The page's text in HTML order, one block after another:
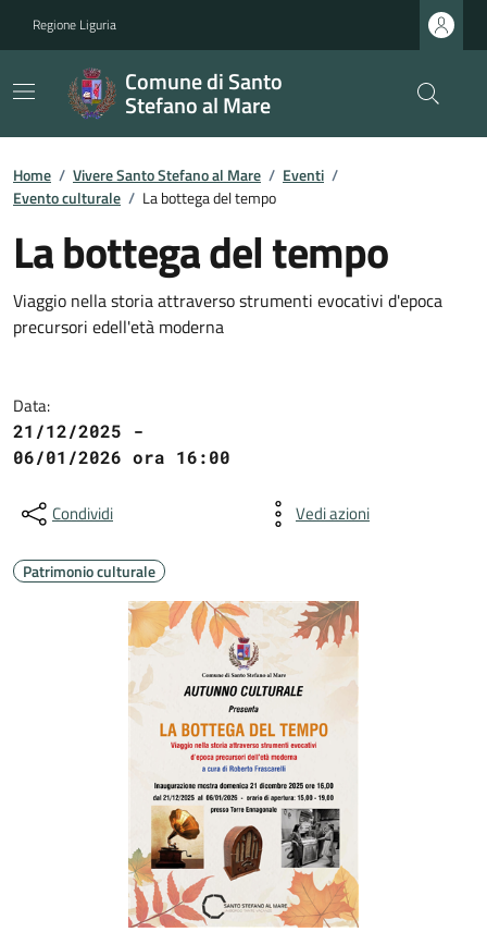
Regione Liguria
Comune di Santo
Stefano al Mare
Home / Vivere Santo Stefano al Mare / Eventi /
Evento culturale / La bottega del tempo
La bottega del tempo
Viaggio nella storia attraverso strumenti evocativi d'epoca
precursori edell'età moderna
Data:
21/12/2025 -
06/01/2026 ora 16:00
Condividi Vedi azioni
Patrimonio culturale